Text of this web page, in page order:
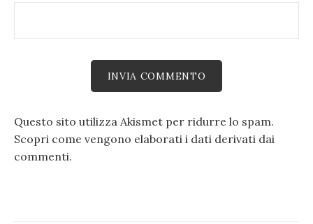
Questo sito utilizza Akismet per ridurre lo spam.
Scopri come vengono elaborati i dati derivati dai
commenti.